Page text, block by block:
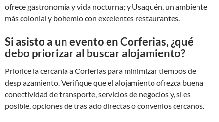
ofrece gastronomía y vida nocturna; y Usaquén, un ambiente
más colonial y bohemio con excelentes restaurantes.
Si asisto a un evento en Corferias, ¿qué
debo priorizar al buscar alojamiento?
Priorice la cercanía a Corferias para minimizar tiempos de
desplazamiento. Verifique que el alojamiento ofrezca buena
conectividad de transporte, servicios de negocios y, si es
posible, opciones de traslado directas o convenios cercanos.